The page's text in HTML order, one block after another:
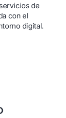
de
con el
digital.